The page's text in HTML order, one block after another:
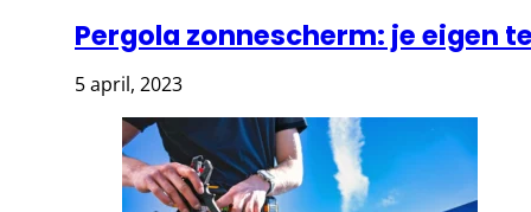
Pergola zonnescherm: je eigen
5 april, 2023